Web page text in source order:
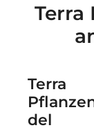
Terra
Terra
del